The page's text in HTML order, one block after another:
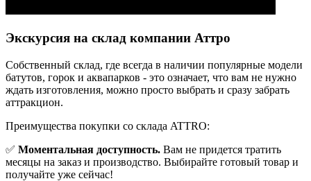
Экскурсия на склад компании Аттро
Cобственный склад, где всегда в наличии популярные модели
батутов, горок и аквапарков - это означает, что вам не нужно
ждать изготовления, можно просто выбрать и сразу забрать
аттракцион.
Преимущества покупки со склада ATTRO:
✅ Моментальная доступность. Вам не придется тратить
месяцы на заказ и производство. Выбирайте готовый товар и
получайте уже сейчас!